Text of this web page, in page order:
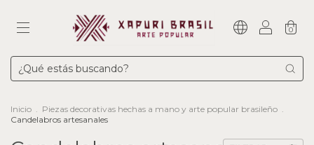
0
Inicio . Piezas decorativas hechas a mano y arte popular brasileño .
Candelabros artesanales